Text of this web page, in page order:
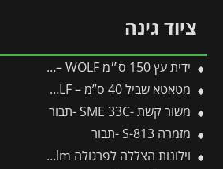
ציוד גינה
ידית עץ 150 ס״מ ZM150 – WOLF
מטאטא שביל 40 ס”מ – SB400M – WOLF
משור קשת -SME 33C -תבור
מזמרה S-813 -תבור
וילונות הצללה לפרגולה 3.4X9.5 Stockholm מבית פלרם – Canopia